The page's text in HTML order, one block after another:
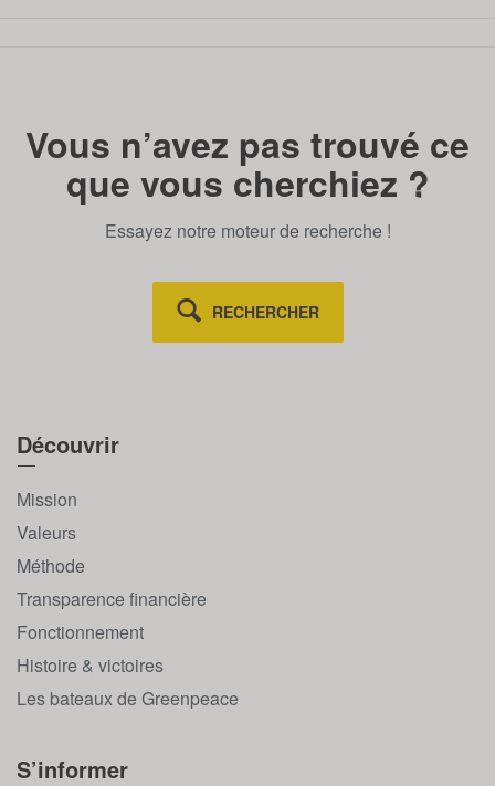
Vous n’avez pas trouvé ce
que vous cherchiez ?
Essayez notre moteur de recherche !
RECHERCHER
Découvrir
Mission
Valeurs
Méthode
Transparence financière
Fonctionnement
Histoire & victoires
Les bateaux de Greenpeace
S’informer